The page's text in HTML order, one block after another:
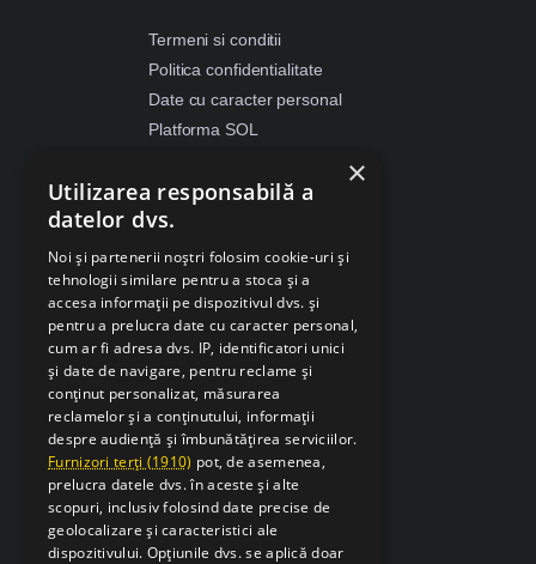
Termeni si conditii
Politica confidentialitate
Date cu caracter personal
Platforma SOL
Despre Cookies
Retragere din contract
×
Utilizarea responsabilă a
datelor dvs.
Noi și partenerii noștri folosim cookie-uri și
tehnologii similare pentru a stoca și a
accesa informații pe dispozitivul dvs. și
pentru a prelucra date cu caracter personal,
cum ar fi adresa dvs. IP, identificatori unici
și date de navigare, pentru reclame și
conținut personalizat, măsurarea
reclamelor și a conținutului, informații
despre audiență și îmbunătățirea serviciilor.
Furnizori terți (1910) pot, de asemenea,
prelucra datele dvs. în aceste și alte
scopuri, inclusiv folosind date precise de
geolocalizare și caracteristici ale
dispozitivului. Opțiunile dvs. se aplică doar